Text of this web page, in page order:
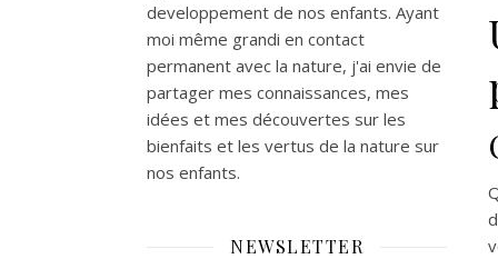
developpement de nos enfants. Ayant
moi même grandi en contact
permanent avec la nature, j'ai envie de
partager mes connaissances, mes
idées et mes découvertes sur les
bienfaits et les vertus de la nature sur
nos enfants.
NEWSLETTER